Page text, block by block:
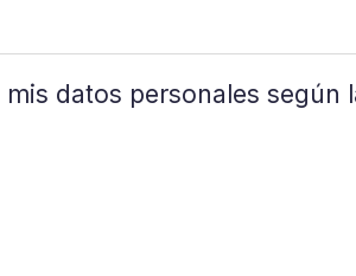
datos personales según